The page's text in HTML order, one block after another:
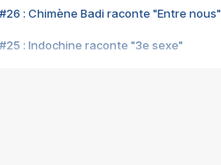
#26 : Chimène Badi raconte "Entre nous"
#25 : Indochine raconte "3e sexe"